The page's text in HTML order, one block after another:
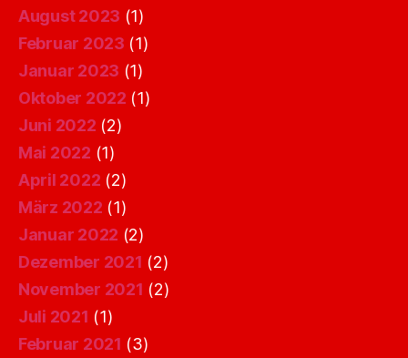
August 2023 (1)
Februar 2023 (1)
Januar 2023 (1)
Oktober 2022 (1)
Juni 2022 (2)
Mai 2022 (1)
April 2022 (2)
März 2022 (1)
Januar 2022 (2)
Dezember 2021 (2)
November 2021 (2)
Juli 2021 (1)
Februar 2021 (3)